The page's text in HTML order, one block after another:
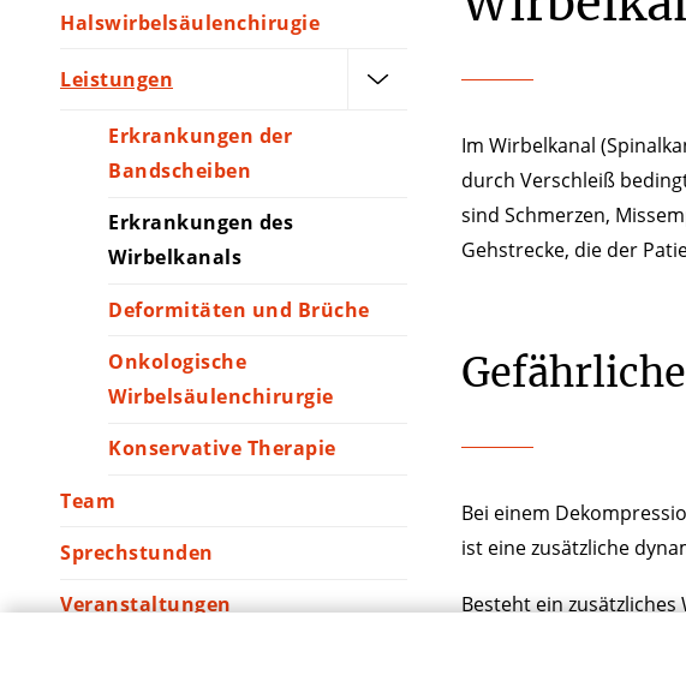
Halswirbelsäulenchirugie
Leistungen
Erkrankungen der
Bandscheiben
Erkrankungen des
Wirbelkanals
Deformitäten und Brüche
Onkologische
Wirbelsäulenchirurgie
Konservative Therapie
Team
Sprechstunden
Veranstaltungen
Im Wirbelkanal
durch Verschleiß
sind Schmerzen,
Gehstrecke, die der
Bei einem
ist eine zusätzliche
Besteht ein